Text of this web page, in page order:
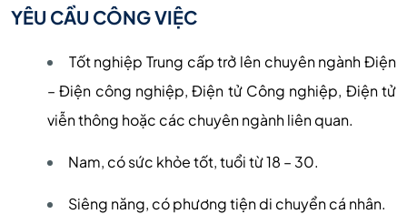
YÊU CẦU CÔNG VIỆC
Tốt nghiệp Trung cấp trở lên chuyên ngành Điện
– Điện công nghiệp, Điện tử Công nghiệp, Điện tử
viễn thông hoặc các chuyên ngành liên quan.
Nam, có sức khỏe tốt, tuổi từ 18 – 30.
Siêng năng, có phương tiện di chuyển cá nhân.